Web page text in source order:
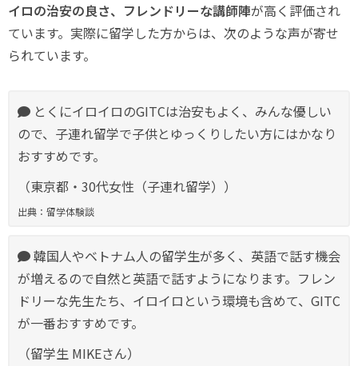
イロの治安の良さ、フレンドリーな講師陣が高く評価され
ています。実際に留学した方からは、次のような声が寄せ
られています。
とくにイロイロのGITCは治安もよく、みんな優しい
ので、子連れ留学で子供とゆっくりしたい方にはかなり
おすすめです。
（東京都・30代女性（子連れ留学））
出典：留学体験談
韓国人やベトナム人の留学生が多く、英語で話す機会
が増えるので自然と英語で話すようになります。フレン
ドリーな先生たち、イロイロという環境も含めて、GITC
が一番おすすめです。
（留学生 MIKEさん）